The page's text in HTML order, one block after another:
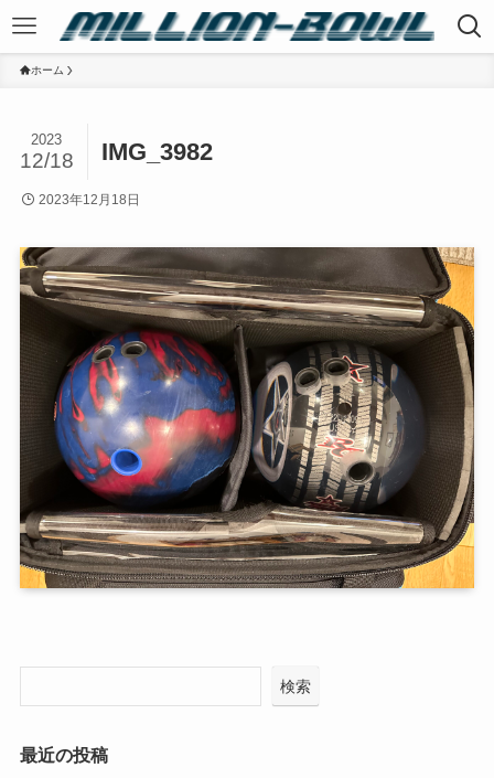
ホーム
IMG_3982
2023
12/18
2023年12月18日
検索
最近の投稿